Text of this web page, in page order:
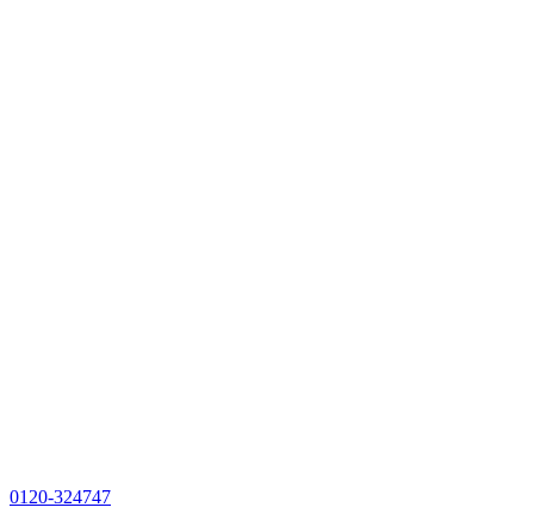
0120-324747